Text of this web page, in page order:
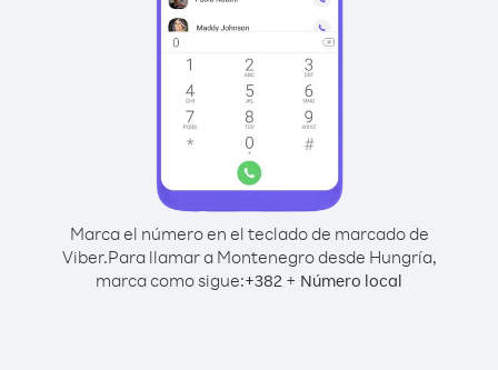
Marca el número en el teclado de marcado de
Viber.Para llamar a Montenegro desde Hungría,
marca como sigue:+382 + Número local